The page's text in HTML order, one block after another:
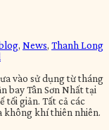
, News, Thanh Long
vào sử dụng từ tháng
bay Tân Sơn Nhất tại
tối giản. Tất cả các
không khí thiên nhiên.